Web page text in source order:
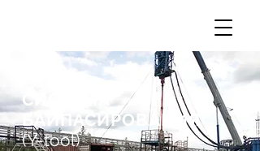
СИСТЕМА
БАЙПАСИРОВАНИЯ
(Y-tool)